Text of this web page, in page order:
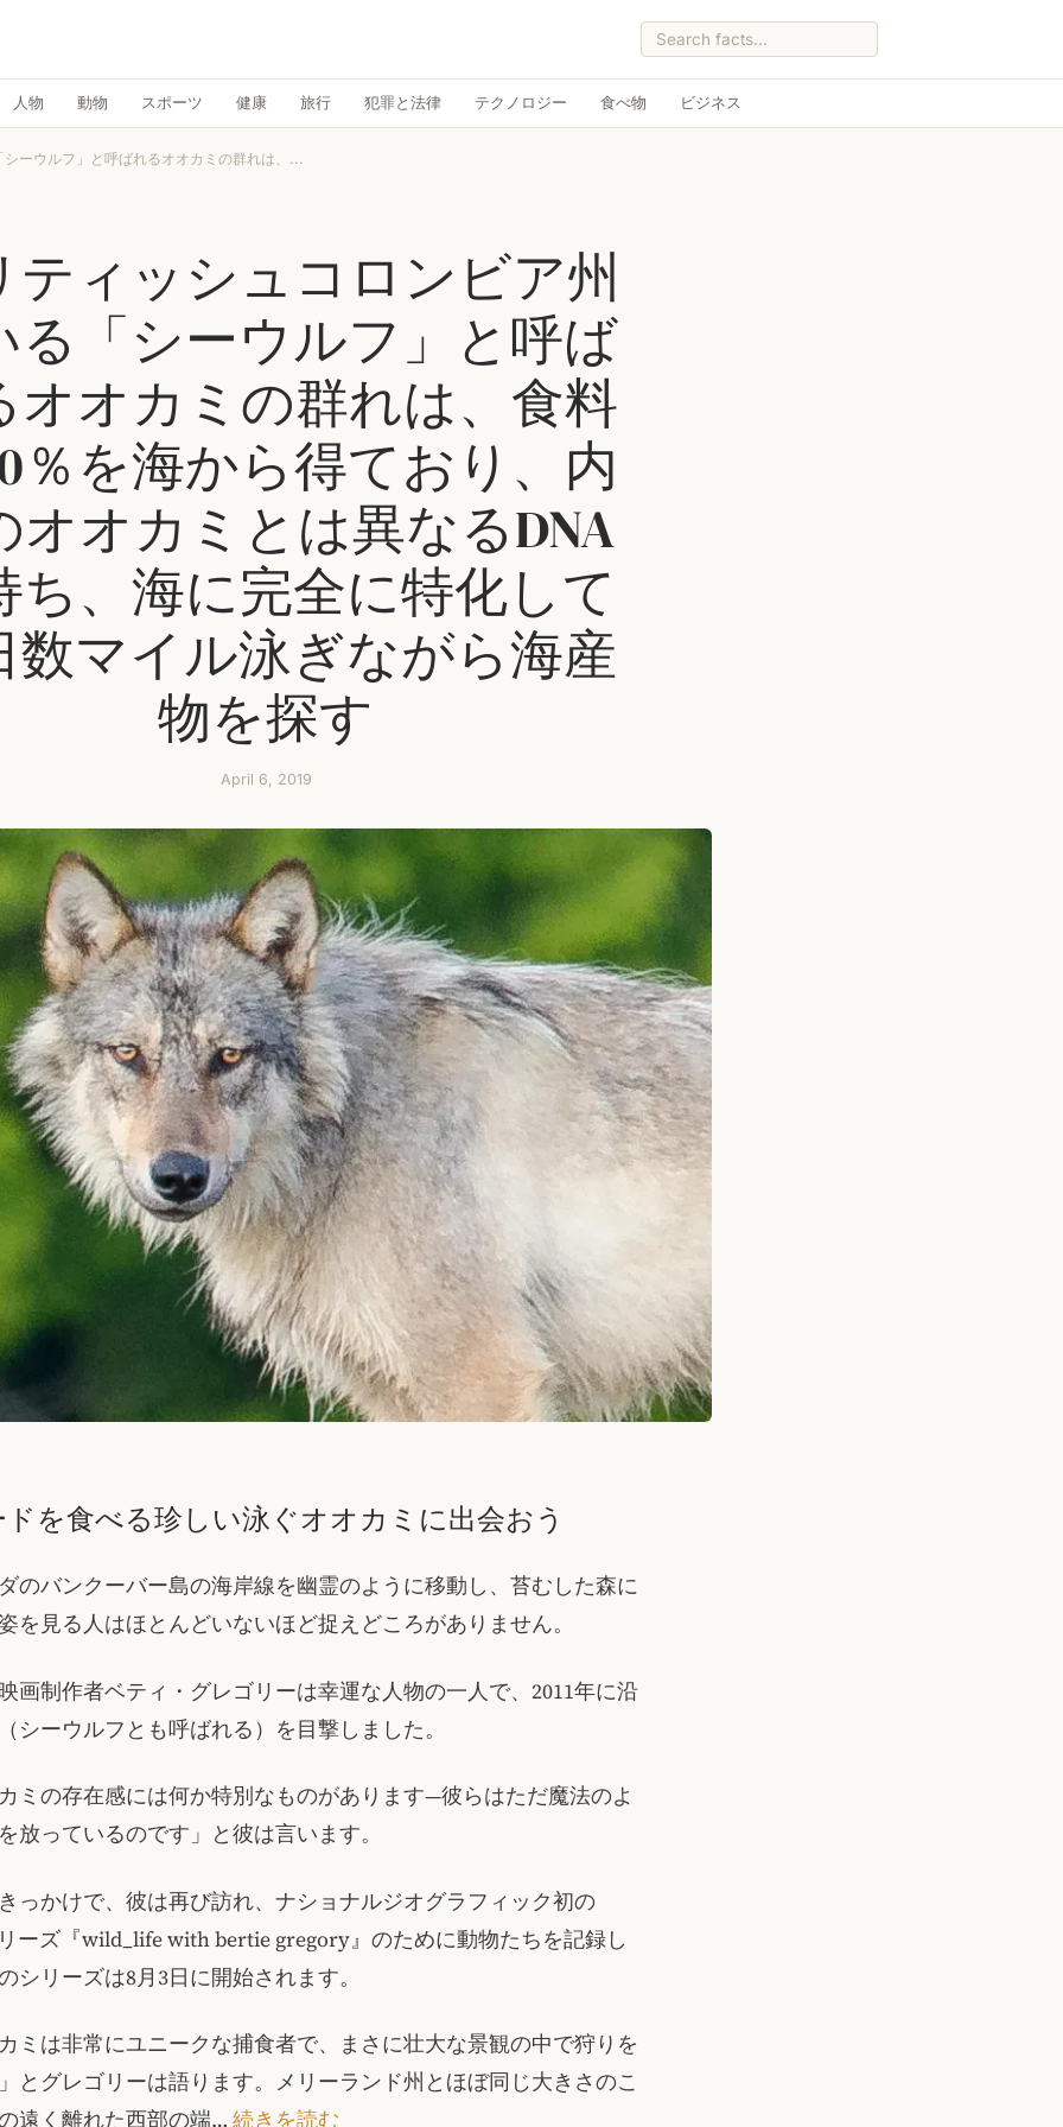
人物 動物 スポーツ 健康 旅行 犯罪と法律 テクノロジー 食べ物 ビジネス
ーウルフ」と呼ばれるオオカミの群れは、...
ティッシュコロンビア州
る「シーウルフ」と呼ば
オオカミの群れは、食料
％を海から得ており、内
オオカミとは異なるDNA
ち、海に完全に特化して
数マイル泳ぎながら海産
物を探す
April 6, 2019
を食べる珍しい泳ぐオオカミに出会おう
のバンクーバー島の海岸線を幽霊のように移動し、苔むした森に
を見る人はほとんどいないほど捉えどころがありません。
画制作者ベティ・グレゴリーは幸運な人物の一人で、2011年に沿
シーウルフとも呼ばれる）を目撃しました。
ミの存在感には何か特別なものがあります—彼らはただ魔法のよ
放っているのです」と彼は言います。
っかけで、彼は再び訪れ、ナショナルジオグラフィック初の
ーズ『wild_life with bertie gregory』のために動物たちを記録し
シリーズは8月3日に開始されます。
ミは非常にユニークな捕食者で、まさに壮大な景観の中で狩りを
とグレゴリーは語ります。メリーランド州とほぼ同じ大きさのこ
遠く離れた西部の端… 続きを読む